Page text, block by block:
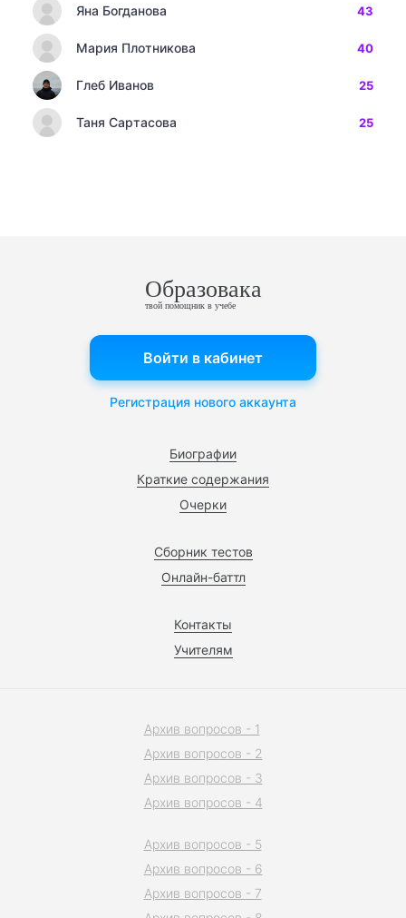
Яна Богданова 43
Мария Плотникова 40
Глеб Иванов 25
Таня Сартасова 25
Образовака
твой помощник в учебе
Биографии
Краткие содержания
Очерки
Сборник тестов
Онлайн-баттл
Контакты
Учителям
Войти в кабинет
Регистрация нового аккаунта
Архив вопросов - 1
Архив вопросов - 2
Архив вопросов - 3
Архив вопросов - 4
Архив вопросов - 5
Архив вопросов - 6
Архив вопросов - 7